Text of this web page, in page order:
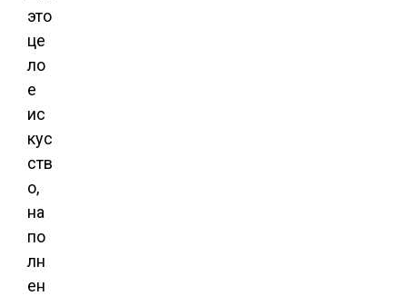
это
це
ло
е
ис
кус
ств
о,
на
по
лн
ен